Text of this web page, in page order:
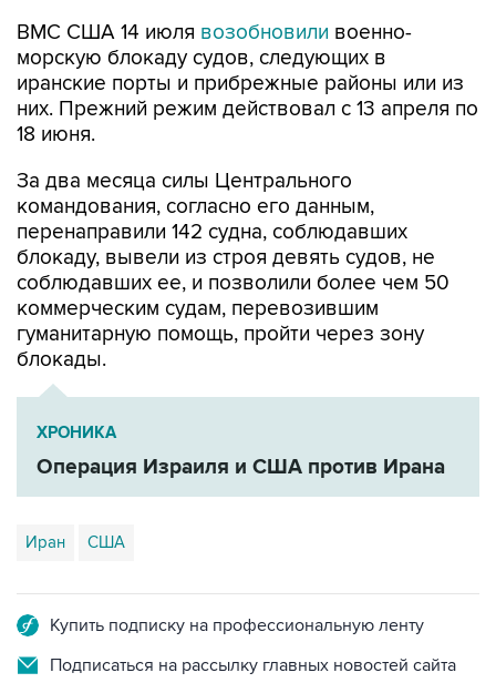
ВМС США 14 июля возобновили военно-
морскую блокаду судов, следующих в
иранские порты и прибрежные районы или из
них. Прежний режим действовал с 13 апреля по
18 июня.
За два месяца силы Центрального
командования, согласно его данным,
перенаправили 142 судна, соблюдавших
блокаду, вывели из строя девять судов, не
соблюдавших ее, и позволили более чем 50
коммерческим судам, перевозившим
гуманитарную помощь, пройти через зону
блокады.
ХРОНИКА
Операция Израиля и США против Ирана
Иран США
Купить подписку на профессиональную ленту
Подписаться на рассылку главных новостей сайта